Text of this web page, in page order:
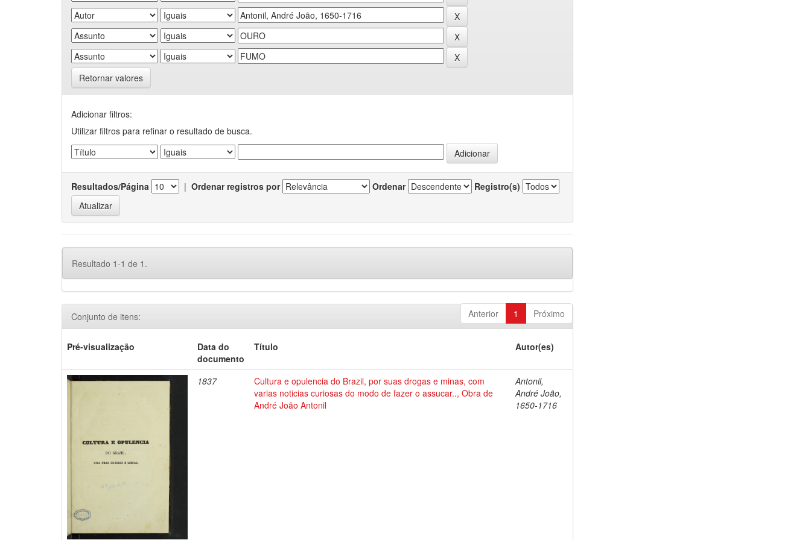
Retornar valores
Adicionar filtros:
Utilizar filtros para refinar o resultado de busca.
Resultados/Página | Ordenar registros por Ordenar Registro(s)
Resultado 1-1 de 1.
Anterior 1 Próximo
Conjunto de itens:
Pré-visualização
Data do
documento
Título Autor(es)
1837
Cultura e opulencia do Brazil, por suas drogas e minas, com
varias noticias curiosas do modo de fazer o assucar.., Obra de
André João Antonil
Antonil,
André João,
1650-1716